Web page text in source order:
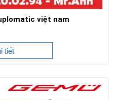
việt nam
tiết